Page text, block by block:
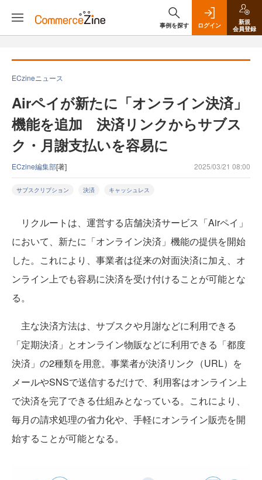
事例を探す ログイン
新規
会員登録
ECzineニュース
Airペイが新たに「オンライン決済」
機能を追加 決済リンクからサブス
ク・月謝支払いを容易に
ECzine編集部[著] 2025/03/21 08:00
サブスクリプション 決済 キャッシュレス
リクルートは、運営する店舗決済サービス「Airペイ」
において、新たに「オンライン決済」機能の提供を開始
した。これにより、事業者は従来の対面決済に加え、オ
ンライン上でも容易に決済を受け付けることが可能とな
る。
主な決済方法は、サブスクや月謝などに利用できる
「定期決済」とオンライン物販などに利用できる「都度
決済」の2種類を用意。事業者が決済リンク（URL）を
メールやSNSで送信するだけで、利用客はオンライン上
で決済を完了できる仕組みとなっている。これにより、
毎月の請求処理の省力化や、手軽にオンライン販売を開
始することが可能となる。